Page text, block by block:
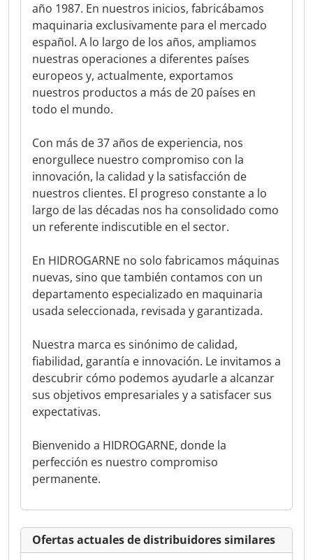
año 1987. En nuestros inicios, fabricábamos
maquinaria exclusivamente para el mercado
español. A lo largo de los años, ampliamos
nuestras operaciones a diferentes países
europeos y, actualmente, exportamos
nuestros productos a más de 20 países en
todo el mundo.
Con más de 37 años de experiencia, nos
enorgullece nuestro compromiso con la
innovación, la calidad y la satisfacción de
nuestros clientes. El progreso constante a lo
largo de las décadas nos ha consolidado como
un referente indiscutible en el sector.
En HIDROGARNE no solo fabricamos máquinas
nuevas, sino que también contamos con un
departamento especializado en maquinaria
usada seleccionada, revisada y garantizada.
Nuestra marca es sinónimo de calidad,
fiabilidad, garantía e innovación. Le invitamos a
descubrir cómo podemos ayudarle a alcanzar
sus objetivos empresariales y a satisfacer sus
expectativas.
Bienvenido a HIDROGARNE, donde la
perfección es nuestro compromiso
permanente.
Ofertas actuales de distribuidores similares